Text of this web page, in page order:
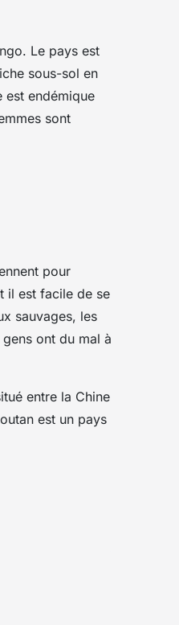
Le pays est
sous-sol en
est endémique
sont
pour
il est facile de se
sauvages, les
ont du mal à
entre la Chine
est un pays